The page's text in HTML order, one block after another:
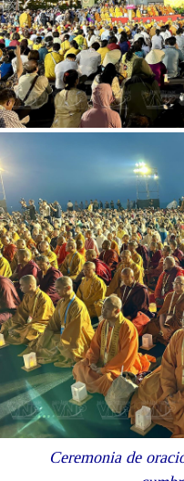
Ceremonia de